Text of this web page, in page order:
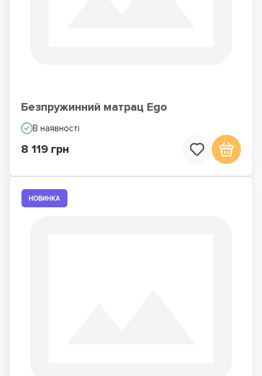
Безпружинний матрац Ego
В наявності
8 119 грн